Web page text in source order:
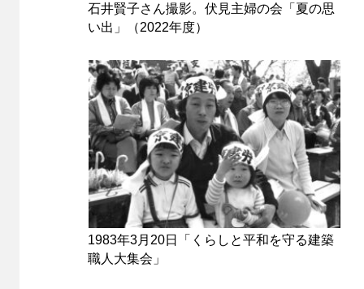
石井賢子さん撮影。伏見主婦の会「夏の思
い出」（2022年度）
1983年3月20日「くらしと平和を守る建築
職人大集会」